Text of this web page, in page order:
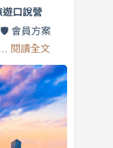
口
說
營
月
口說營
會員方案
閱讀全文:
外
師
帶
英